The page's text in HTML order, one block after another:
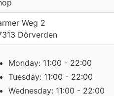
Weg 2
Dörverden
Monday: 11:00 - 22:00
Tuesday: 11:00 - 22:00
Wednesday: 11:00 - 22:00